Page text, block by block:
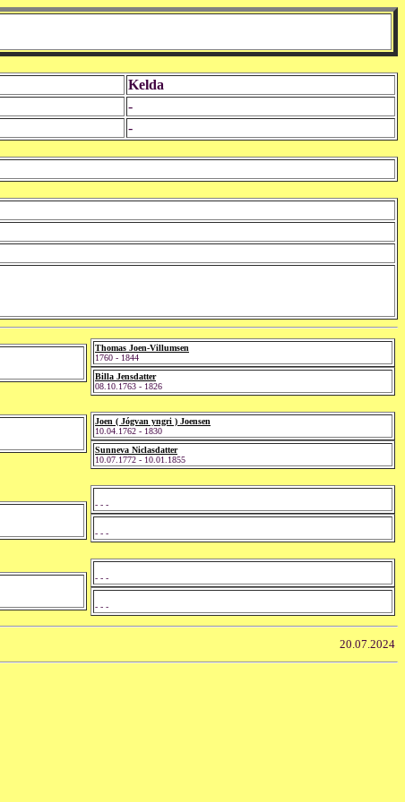
Kelda
-
-
Thomas Joen-Villumsen
1760 - 1844
Billa Jensdatter
08.10.1763 - 1826
Joen ( Jógvan yngri ) Joensen
10.04.1762 - 1830
Sunneva Niclasdatter
10.07.1772 - 10.01.1855
- - -
- - -
- - -
- - -
20.07.2024